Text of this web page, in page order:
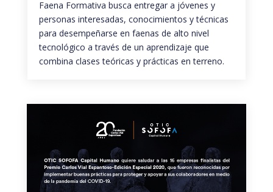
Faena Formativa busca entregar a jóvenes y
personas interesadas, conocimientos y técnicas
para desempeñarse en faenas de alto nivel
tecnológico a través de un aprendizaje que
combina clases teóricas y prácticas en terreno.